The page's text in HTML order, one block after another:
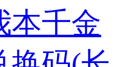
本千金